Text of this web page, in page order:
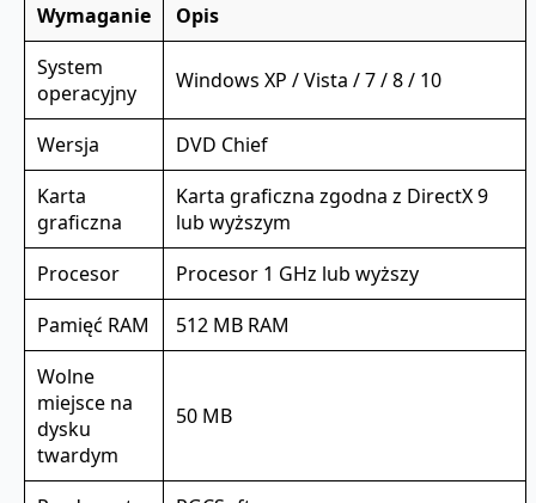
Wymaganie
Opis
System
operacyjny
Windows XP / Vista / 7 / 8 / 10
Wersja
DVD Chief
Karta
graficzna
Karta graficzna zgodna z DirectX 9
lub wyższym
Procesor
Procesor 1 GHz lub wyższy
Pamięć RAM
512 MB RAM
Wolne
miejsce na
dysku
twardym
50 MB